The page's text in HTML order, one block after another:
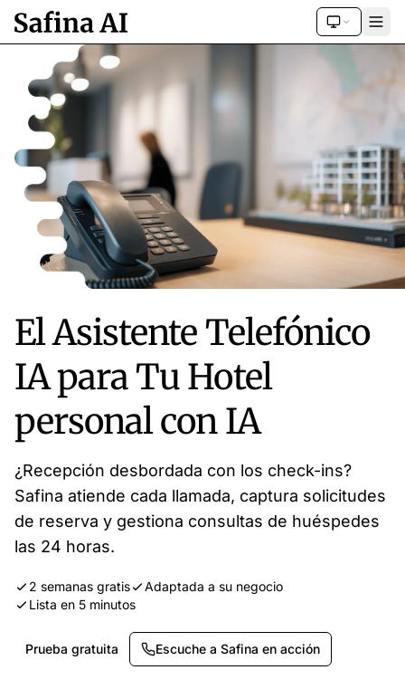
El Asistente Telefónico
IA para Tu Hotel
personal con IA
¿Recepción desbordada con los check-ins?
Safina atiende cada llamada, captura solicitudes
de reserva y gestiona consultas de huéspedes
las 24 horas.
2 semanas gratis
Adaptada a su negocio
Lista en 5 minutos
Prueba gratuita Escuche a Safina en acción